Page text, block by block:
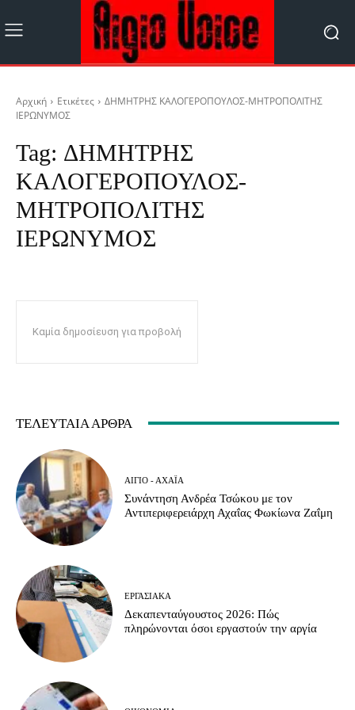
Αρχική Ετικέτες
ΔΗΜΗΤΡΗΣ ΚΑΛΟΓΕΡΟΠΟΥΛΟΣ-ΜΗΤΡΟΠΟΛΙΤΗΣ
ΙΕΡΩΝΥΜΟΣ
Tag: ΔΗΜΗΤΡΗΣ
ΚΑΛΟΓΕΡΟΠΟΥΛΟΣ-
ΜΗΤΡΟΠΟΛΙΤΗΣ
ΙΕΡΩΝΥΜΟΣ
Καμία δημοσίευση για προβολή
ΤΕΛΕΥΤΑΊΑ ΆΡΘΡΑ
ΑΊΓΙΟ - ΑΧΑΪ́Α
Συνάντηση Ανδρέα Τσώκου με τον
Αντιπεριφερειάρχη Αχαΐας Φωκίωνα Ζαΐμη
ΕΡΓΑΣΙΑΚΆ
Δεκαπενταύγουστος 2026: Πώς
πληρώνονται όσοι εργαστούν την αργία